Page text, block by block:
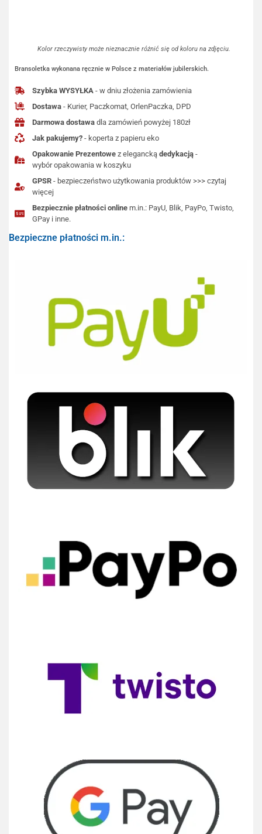
Kolor rzeczywisty może nieznacznie różnić się od koloru na zdjęciu.
Bransoletka wykonana ręcznie w Polsce z materiałów jubilerskich.
Szybka WYSYŁKA - w dniu złożenia zamówienia
Dostawa - Kurier, Paczkomat, OrlenPaczka, DPD
Darmowa dostawa dla zamówień powyżej 180zł
Jak pakujemy? - koperta z papieru eko
Opakowanie Prezentowe z eleganckądedykacją -
wybór opakowania w koszyku
GPSR - bezpieczeństwo użytkowania produktów >>> czytaj
więcej
Bezpiecznie płatności online m.in.: PayU, Blik, PayPo, Twisto,
GPay i inne.
Bezpieczne płatności m.in.: